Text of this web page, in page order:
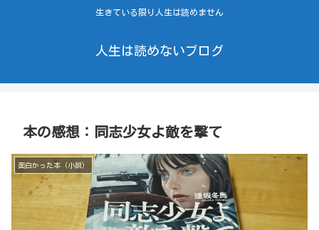
生きている限り人生は読めません
人生は読めないブログ
本の感想：同志少女よ敵を撃て
面白かった本（小説）